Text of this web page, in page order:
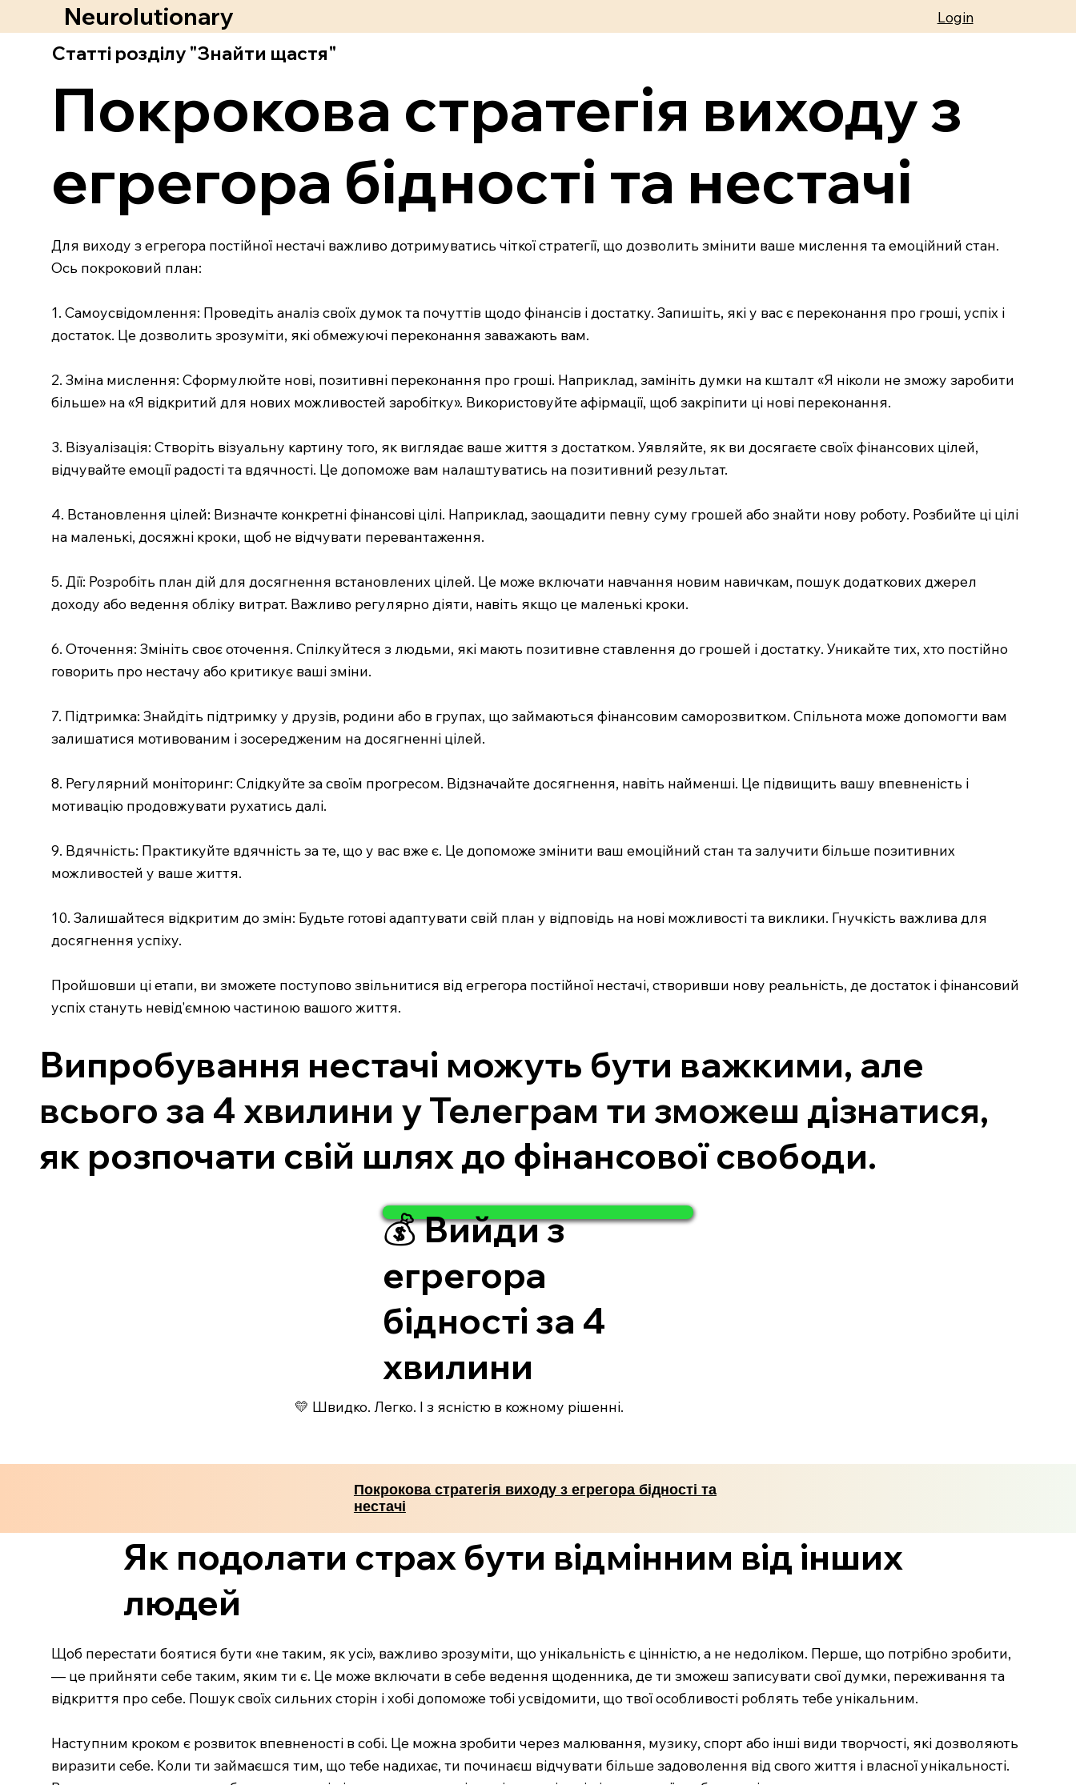
Neurolutionary Login
Статті розділу "Знайти щастя"
Покрокова стратегія виходу з
егрегора бідності та нестачі
Для виходу з егрегора постійної нестачі важливо дотримуватись чіткої стратегії, що дозволить змінити ваше мислення та емоційний стан.
Ось покроковий план:
1. Самоусвідомлення: Проведіть аналіз своїх думок та почуттів щодо фінансів і достатку. Запишіть, які у вас є переконання про гроші, успіх і
достаток. Це дозволить зрозуміти, які обмежуючі переконання заважають вам.
2. Зміна мислення: Сформулюйте нові, позитивні переконання про гроші. Наприклад, замініть думки на кшталт «Я ніколи не зможу заробити
більше» на «Я відкритий для нових можливостей заробітку». Використовуйте афірмації, щоб закріпити ці нові переконання.
3. Візуалізація: Створіть візуальну картину того, як виглядає ваше життя з достатком. Уявляйте, як ви досягаєте своїх фінансових цілей,
відчувайте емоції радості та вдячності. Це допоможе вам налаштуватись на позитивний результат.
4. Встановлення цілей: Визначте конкретні фінансові цілі. Наприклад, заощадити певну суму грошей або знайти нову роботу. Розбийте ці цілі
на маленькі, досяжні кроки, щоб не відчувати перевантаження.
5. Дії: Розробіть план дій для досягнення встановлених цілей. Це може включати навчання новим навичкам, пошук додаткових джерел
доходу або ведення обліку витрат. Важливо регулярно діяти, навіть якщо це маленькі кроки.
6. Оточення: Змініть своє оточення. Спілкуйтеся з людьми, які мають позитивне ставлення до грошей і достатку. Уникайте тих, хто постійно
говорить про нестачу або критикує ваші зміни.
7. Підтримка: Знайдіть підтримку у друзів, родини або в групах, що займаються фінансовим саморозвитком. Спільнота може допомогти вам
залишатися мотивованим і зосередженим на досягненні цілей.
8. Регулярний моніторинг: Слідкуйте за своїм прогресом. Відзначайте досягнення, навіть найменші. Це підвищить вашу впевненість і
мотивацію продовжувати рухатись далі.
9. Вдячність: Практикуйте вдячність за те, що у вас вже є. Це допоможе змінити ваш емоційний стан та залучити більше позитивних
можливостей у ваше життя.
10. Залишайтеся відкритим до змін: Будьте готові адаптувати свій план у відповідь на нові можливості та виклики. Гнучкість важлива для
досягнення успіху.
Пройшовши ці етапи, ви зможете поступово звільнитися від егрегора постійної нестачі, створивши нову реальність, де достаток і фінансовий
успіх стануть невід'ємною частиною вашого життя.
Випробування нестачі можуть бути важкими, але
всього за 4 хвилини у Телеграм ти зможеш дізнатися,
як розпочати свій шлях до фінансової свободи.
💰 Вийди з
егрегора
бідності за 4
хвилини
💛 Швидко. Легко. І з ясністю в кожному рішенні.
Покрокова стратегія виходу з егрегора бідності та
нестачі
Як подолати страх бути відмінним від інших
людей
Щоб перестати боятися бути «не таким, як усі», важливо зрозуміти, що унікальність є цінністю, а не недоліком. Перше, що потрібно зробити,
— це прийняти себе таким, яким ти є. Це може включати в себе ведення щоденника, де ти зможеш записувати свої думки, переживання та
відкриття про себе. Пошук своїх сильних сторін і хобі допоможе тобі усвідомити, що твої особливості роблять тебе унікальним.
Наступним кроком є розвиток впевненості в собі. Це можна зробити через малювання, музику, спорт або інші види творчості, які дозволяють
виразити себе. Коли ти займаєшся тим, що тебе надихає, ти починаєш відчувати більше задоволення від свого життя і власної унікальності.